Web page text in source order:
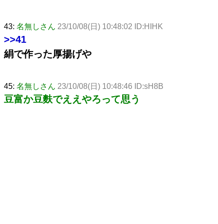
43: 名無しさん 23/10/08(日) 10:48:02 ID:HIHK
>>41
絹で作った厚揚げや
45: 名無しさん 23/10/08(日) 10:48:46 ID:sH8B
豆富か豆麩でええやろって思う